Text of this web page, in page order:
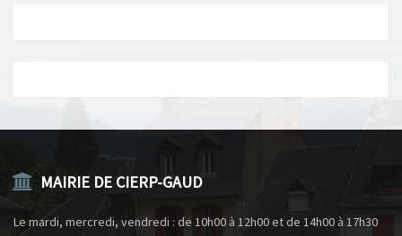
MAIRIE DE CIERP-GAUD
Le mardi, mercredi, vendredi : de 10h00 à 12h00 et de 14h00 à 17h30